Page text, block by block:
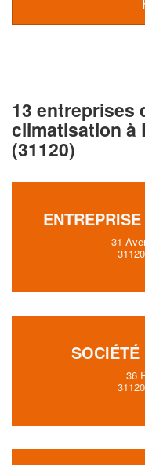
13 entreprises
climatisation à
(31120)
31
36